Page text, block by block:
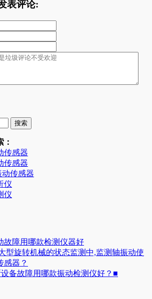
表评论:
：
传感器
传感器
动传感器
仪
仪
故障用哪款检测仪器好
型旋转机械的状态监测中,监测轴振动使
感器？
备故障用哪款振动检测仪好？■